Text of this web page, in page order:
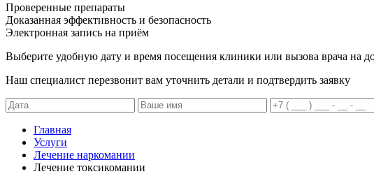
Проверенные препараты
Доказанная эффективность и безопасность
Электронная запись на приём
Выберите удобную дату и время посещения клиники или вызова врача на
Наш специалист перезвонит вам уточнить детали и подтвердить заявку
Главная
Услуги
Лечение наркомании
Лечение токсикомании